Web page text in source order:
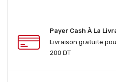
Payer Cash À La
Livraison gratuite
200 DT